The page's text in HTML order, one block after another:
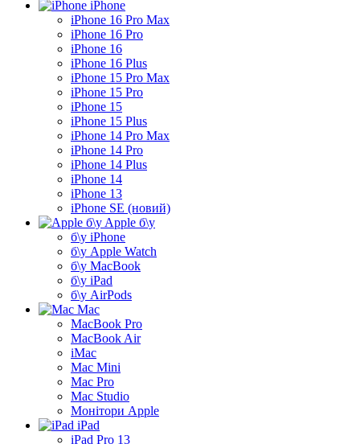
iPhone
iPhone 16 Pro Max
iPhone 16 Pro
iPhone 16
iPhone 16 Plus
iPhone 15 Pro Max
iPhone 15 Pro
iPhone 15
iPhone 15 Plus
iPhone 14 Pro Max
iPhone 14 Pro
iPhone 14 Plus
iPhone 14
iPhone 13
iPhone SE (новий)
Apple б\у
б\у iPhone
б\у Apple Watch
б\у MacBook
б\у iPad
б\у AirPods
Mac
MacBook Pro
MacBook Air
iMac
Mac Mini
Mac Pro
Mac Studio
Монітори Apple
iPad
iPad Pro 13